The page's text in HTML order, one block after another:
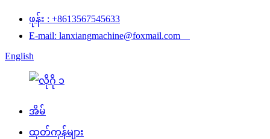
ဖုန်း : +8613567545633
E-mail: lanxiangmachine@foxmail.com
English
အိမ်
ထုတ်ကုန်များ